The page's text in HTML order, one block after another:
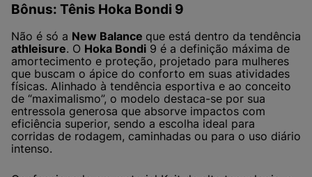
Bônus: Tênis Hoka Bondi 9
Não é só a New Balance que está dentro da tendência
athleisure. O Hoka Bondi 9 é a definição máxima de
amortecimento e proteção, projetado para mulheres
que buscam o ápice do conforto em suas atividades
físicas. Alinhado à tendência esportiva e ao conceito
de “maximalismo”, o modelo destaca-se por sua
entressola generosa que absorve impactos com
eficiência superior, sendo a escolha ideal para
corridas de rodagem, caminhadas ou para o uso diário
intenso.